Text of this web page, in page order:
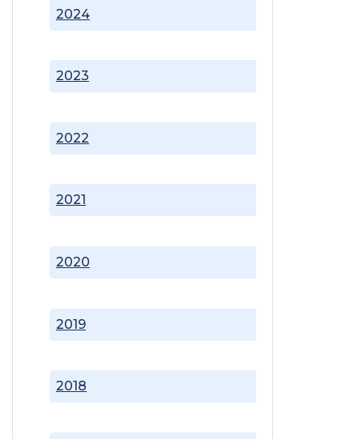
2018
2019
2020
2021
2022
2023
2024